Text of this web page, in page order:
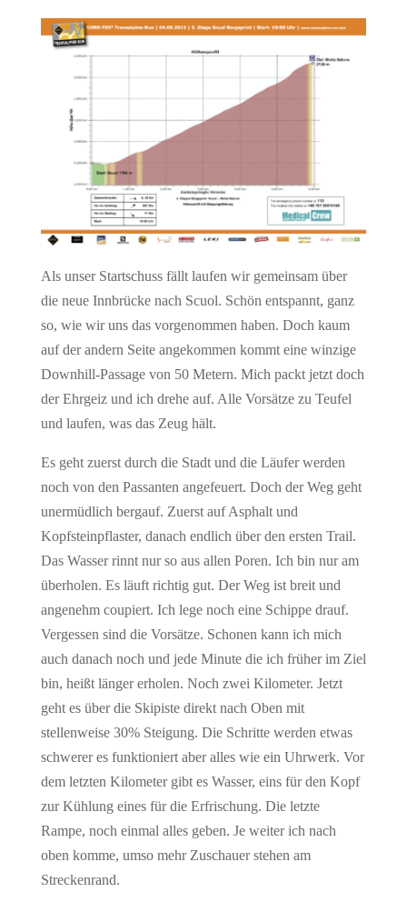
Als unser Startschuss fällt laufen wir gemeinsam über
die neue Innbrücke nach Scuol. Schön entspannt, ganz
so, wie wir uns das vorgenommen haben. Doch kaum
auf der andern Seite angekommen kommt eine winzige
Downhill-Passage von 50 Metern. Mich packt jetzt doch
der Ehrgeiz und ich drehe auf. Alle Vorsätze zu Teufel
und laufen, was das Zeug hält.
Es geht zuerst durch die Stadt und die Läufer werden
noch von den Passanten angefeuert. Doch der Weg geht
unermüdlich bergauf. Zuerst auf Asphalt und
Kopfsteinpflaster, danach endlich über den ersten Trail.
Das Wasser rinnt nur so aus allen Poren. Ich bin nur am
überholen. Es läuft richtig gut. Der Weg ist breit und
angenehm coupiert. Ich lege noch eine Schippe drauf.
Vergessen sind die Vorsätze. Schonen kann ich mich
auch danach noch und jede Minute die ich früher im Ziel
bin, heißt länger erholen. Noch zwei Kilometer. Jetzt
geht es über die Skipiste direkt nach Oben mit
stellenweise 30% Steigung. Die Schritte werden etwas
schwerer es funktioniert aber alles wie ein Uhrwerk. Vor
dem letzten Kilometer gibt es Wasser, eins für den Kopf
zur Kühlung eines für die Erfrischung. Die letzte
Rampe, noch einmal alles geben. Je weiter ich nach
oben komme, umso mehr Zuschauer stehen am
Streckenrand.